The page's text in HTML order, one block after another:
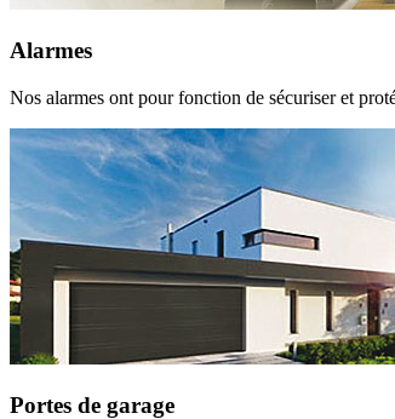
Alarmes
Nos alarmes ont pour fonction de sécuriser et
Portes de garage